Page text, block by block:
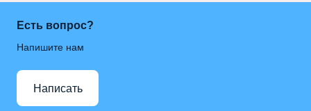
Есть вопрос?
Напишите нам
Написать